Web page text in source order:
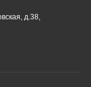
д.38,